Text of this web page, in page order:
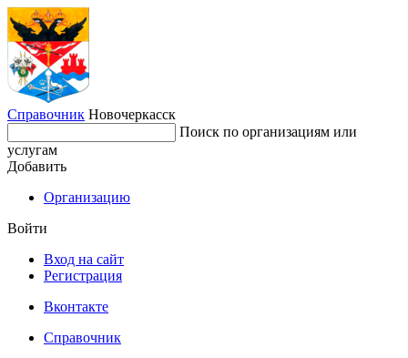
Справочник Новочеркасск
Поиск по организациям или
услугам
Добавить
Организацию
Войти
Вход на сайт
Регистрация
Вконтакте
Справочник